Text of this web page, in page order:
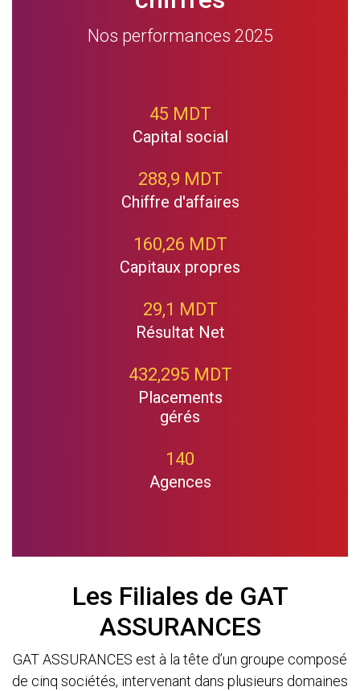
Nos performances 2025
45 MDT
Capital social
288,9 MDT
Chiffre d'affaires
160,26 MDT
Capitaux propres
29,1 MDT
Résultat Net
432,295 MDT
Placements
gérés
140
Agences
Les Filiales de GAT
ASSURANCES
GAT ASSURANCES est à la tête d’un groupe composé
de cinq sociétés, intervenant dans plusieurs domaines